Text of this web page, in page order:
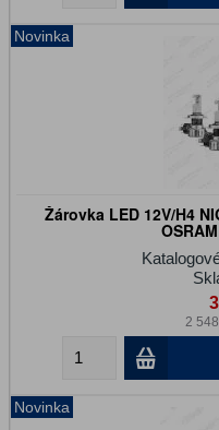
Novinka
Žárovka LED 12V/H4
2
Novinka